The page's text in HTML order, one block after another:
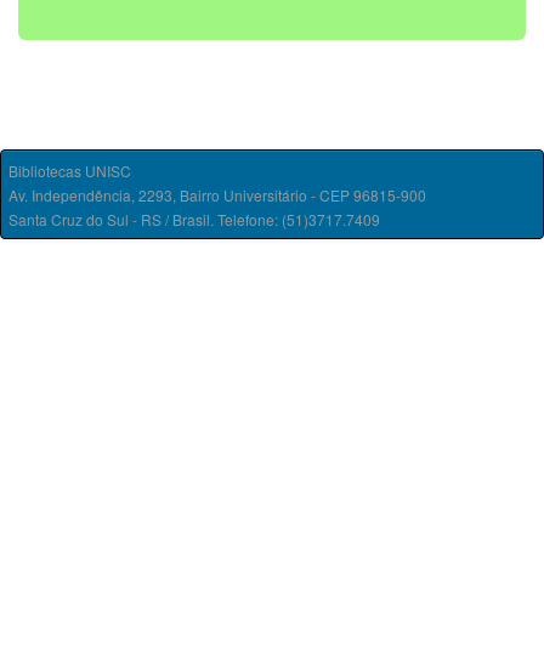
Bibliotecas UNISC
Av. Independência, 2293, Bairro Universitário - CEP 96815-900
Santa Cruz do Sul - RS / Brasil. Telefone: (51)3717.7409